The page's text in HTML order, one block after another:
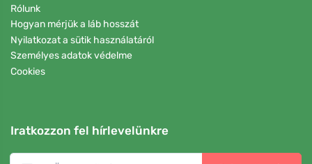
Rólunk
Hogyan mérjük a láb hosszát
Nyilatkozat a sütik használatáról
Személyes adatok védelme
Cookies
Iratkozzon fel hírlevelünkre